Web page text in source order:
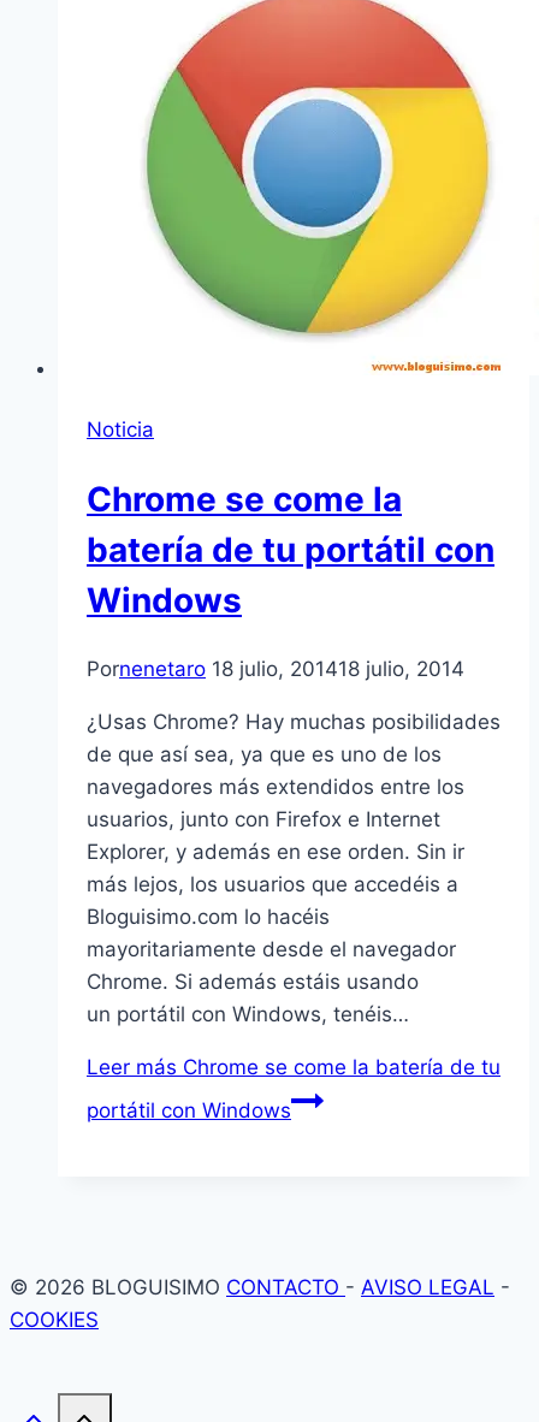
Noticia
Chrome se come la
batería de tu portátil con
Windows
Pornenetaro 18 julio, 201418 julio, 2014
¿Usas Chrome? Hay muchas posibilidades
de que así sea, ya que es uno de los
navegadores más extendidos entre los
usuarios, junto con Firefox e Internet
Explorer, y además en ese orden. Sin ir
más lejos, los usuarios que accedéis a
Bloguisimo.com lo hacéis
mayoritariamente desde el navegador
Chrome. Si además estáis usando
un portátil con Windows, tenéis…
Leer más Chrome se come la batería de tu
portátil con Windows
© 2026 BLOGUISIMO CONTACTO - AVISO LEGAL -
COOKIES